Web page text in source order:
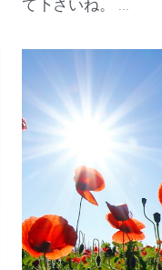
運命へと誘います
としたシーンで、
て下さいね。 ...